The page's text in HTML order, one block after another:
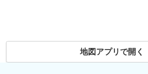
地図アプリで開く